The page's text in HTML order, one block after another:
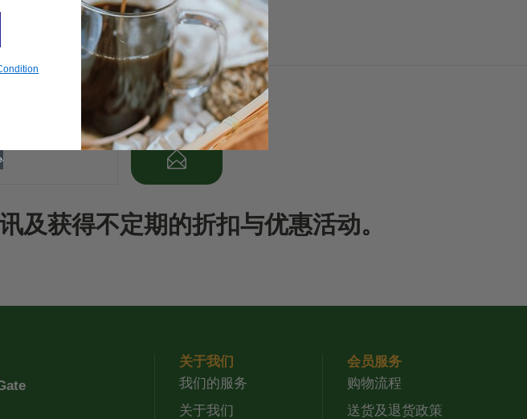
及获得不定期的折扣与优惠活动。
关于我们
我们的服务
关于我们
会员服务
购物流程
送货及退货政策